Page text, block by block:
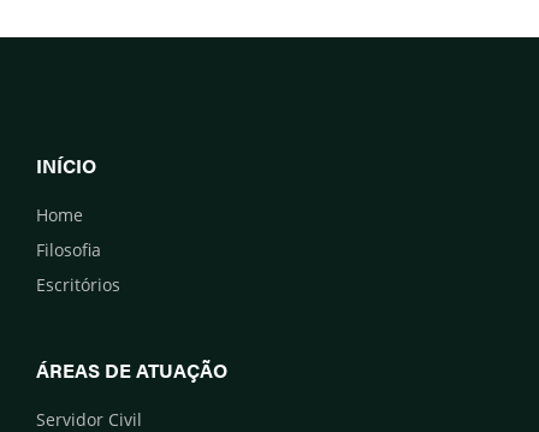
INÍCIO
Home
Filosofia
Escritórios
ÁREAS DE ATUAÇÃO
Servidor Civil